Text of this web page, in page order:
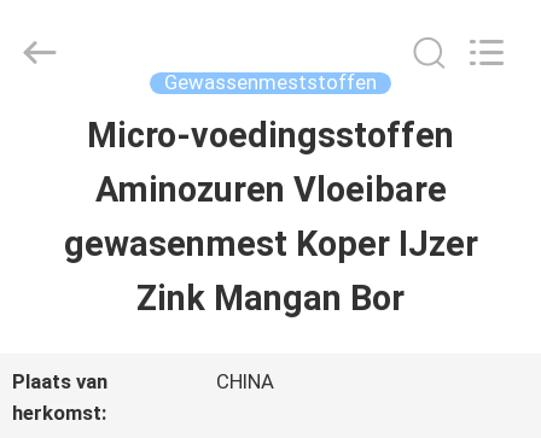
ONGEVEER
Sichuan
Gewassenmeststoffen
Micro-voedingsstoffen
Aminozuren Vloeibare
gewasenmest Koper IJzer
Zink Mangan Bor
Plaats van
herkomst:
CHINA